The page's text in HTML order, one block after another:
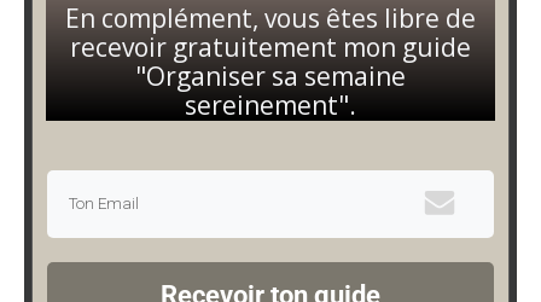
En complément, vous êtes libre de
recevoir gratuitement mon guide
"Organiser sa semaine
sereinement".
Recevoir ton guide